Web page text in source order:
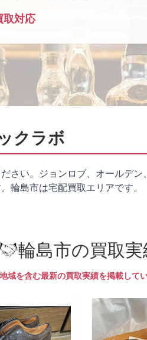
取対応
クラボ
さい。ジョンロブ、オールデ
輪島市は宅配買取エリアです。
輪島市の買取実
域を含む最新の買取実績を掲載して